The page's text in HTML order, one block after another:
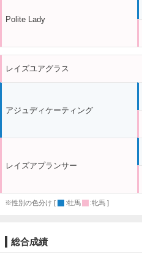
Polite Lady
レイズユアグラス
アジュディケーティング
レイズアプランサー
※性別の色分け [ :牡馬 :牝馬 ]
総合成績